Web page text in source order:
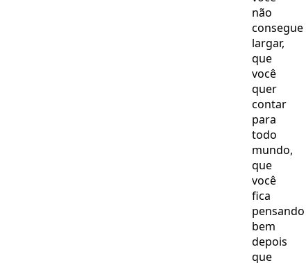
não
consegue
largar,
que
você
quer
contar
para
todo
mundo,
que
você
fica
pensando
bem
depois
que